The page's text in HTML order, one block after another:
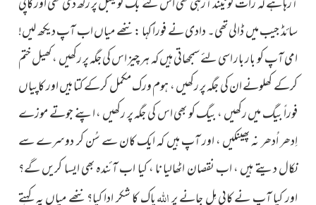
سائڈ جیب میں ڈالی تھی۔ دادی نے فوراً کہا : ننھے میاں اب آپ دیکھ لیں!
امی آپ کو بار بار اسی لئے سمجھاتی ہیں کہ ہر چیز اس کی جگہ پر رکھیں ، کھیل ختم
کرکے کھلونے ان کی جگہ پر رکھیں ، ہوم ورک مکمل کرکے کتابیں اور کاپیاں
فوراً بیگ میں رکھیں ، بیگ کو بھی اس کی جگہ پر رکھیں ، اپنے جوتے موزے
اِدھر اُدھر نہ پھینکیں ، اور آپ ہیں کہ ایک کان سے سُن کر دوسرے سے
نکال دیتے ہیں ، اب نقصان اٹھالیا نا ، کیا اب آئندہ بھی ایسا کریں گے؟
اور کیا آپ نے کاپی مِل جانے پراللہپاک کا شکر ادا کیا؟ ننھے میاں یہ کہتے